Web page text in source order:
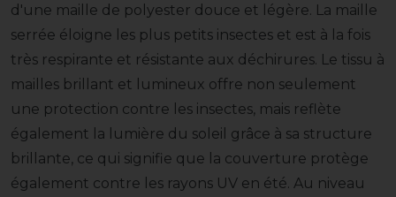
d'une maille de polyester douce et légère. La maille
serrée éloigne les plus petits insectes et est à la fois
très respirante et résistante aux déchirures. Le tissu à
mailles brillant et lumineux offre non seulement
une protection contre les insectes, mais reflète
également la lumière du soleil grâce à sa structure
brillante, ce qui signifie que la couverture protège
également contre les rayons UV en été. Au niveau